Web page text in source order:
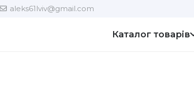
aleks61lviv@gmail.com
Каталог товарів